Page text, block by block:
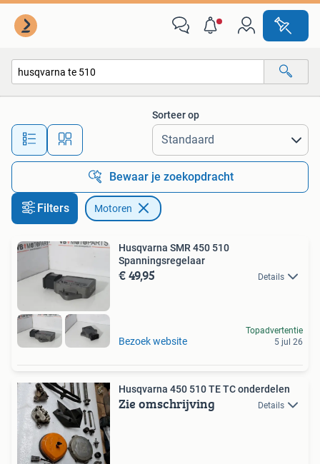
Alle afstanden…
Sorteer op
Bewaar je zoekopdracht
Filters Motoren
Husqvarna SMR 450 510
Spanningsregelaar
€ 49,95 Details
Bezoek website
Topadvertentie
5 jul 26
Husqvarna 450 510 TE TC onderdelen
Zie omschrijving Details